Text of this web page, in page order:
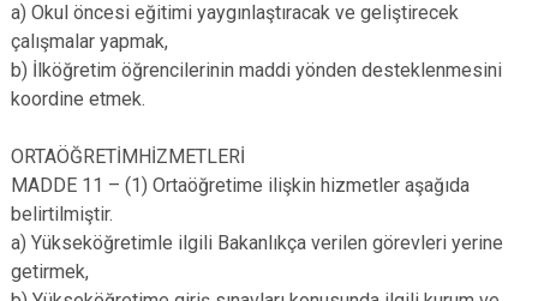
a) Okul öncesi eğitimi yaygınlaştıracak ve geliştirecek
çalışmalar yapmak,
b) İlköğretim öğrencilerinin maddi yönden desteklenmesini
koordine etmek.
ORTAÖĞRETİMHİZMETLERİ
MADDE 11 – (1) Ortaöğretime ilişkin hizmetler aşağıda
belirtilmiştir.
a) Yükseköğretimle ilgili Bakanlıkça verilen görevleri yerine
getirmek,